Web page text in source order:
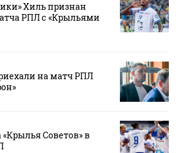
Хиль признан
РПЛ с «Крыльями
на матч РПЛ
Советов» в